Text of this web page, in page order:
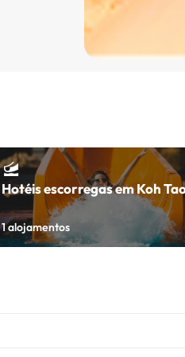
Hotéis escorregas em Koh
1alojamentos